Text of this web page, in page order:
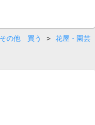
その他 買う >
花屋・園芸